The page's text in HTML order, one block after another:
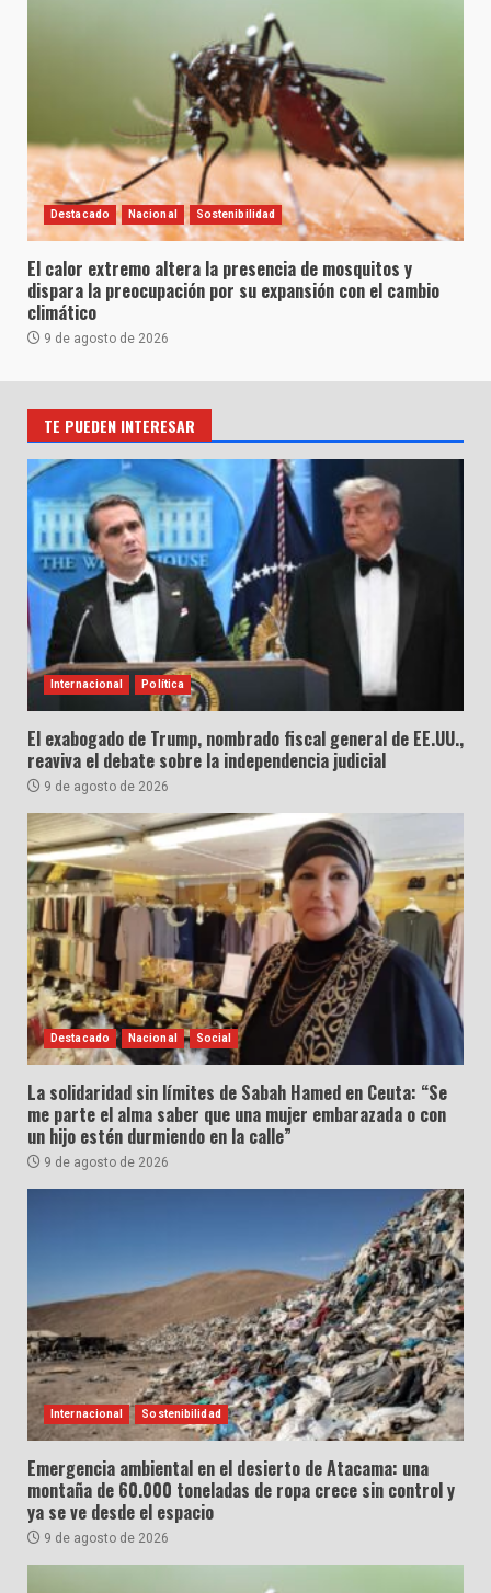
Destacado Nacional Sostenibilidad
El calor extremo altera la presencia de mosquitos y
dispara la preocupación por su expansión con el cambio
climático
9 de agosto de 2026
TE PUEDEN INTERESAR
Internacional Política
El exabogado de Trump, nombrado fiscal general de EE.UU.,
reaviva el debate sobre la independencia judicial
9 de agosto de 2026
Destacado Nacional Social
La solidaridad sin límites de Sabah Hamed en Ceuta: “Se
me parte el alma saber que una mujer embarazada o con
un hijo estén durmiendo en la calle”
9 de agosto de 2026
Internacional Sostenibilidad
Emergencia ambiental en el desierto de Atacama: una
montaña de 60.000 toneladas de ropa crece sin control y
ya se ve desde el espacio
9 de agosto de 2026